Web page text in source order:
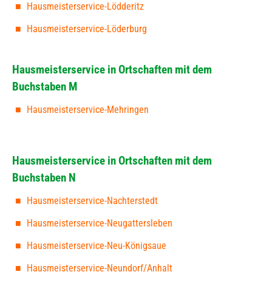
Hausmeisterservice-Lödderitz
Hausmeisterservice-Löderburg
Hausmeisterservice in Ortschaften mit dem
Buchstaben M
Hausmeisterservice-Mehringen
Hausmeisterservice in Ortschaften mit dem
Buchstaben N
Hausmeisterservice-Nachterstedt
Hausmeisterservice-Neugattersleben
Hausmeisterservice-Neu-Königsaue
Hausmeisterservice-Neundorf/Anhalt